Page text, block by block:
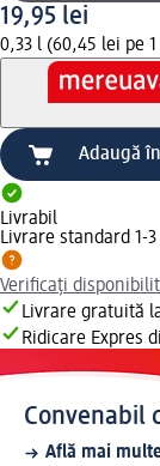
19,95 lei
0,33 l (60,45 lei pe 1
Adaugă
Livrabil
Livrare standard 1-
Verificați
Livrare gratuită
Ridicare Expres
Convenabil
Află mai